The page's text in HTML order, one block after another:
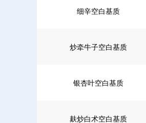
细辛空白基质
炒牵牛子空白基质
银杏叶空白基质
麸炒白术空白基质